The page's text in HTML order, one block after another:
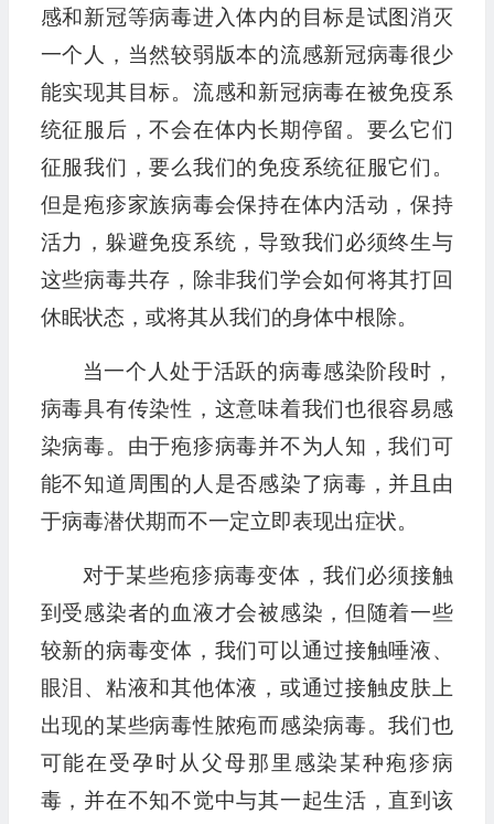
感和新冠等病毒进入体内的目标是试图消灭
一个人，当然较弱版本的流感新冠病毒很少
能实现其目标。流感和新冠病毒在被免疫系
统征服后，不会在体内长期停留。要么它们
征服我们，要么我们的免疫系统征服它们。
但是疱疹家族病毒会保持在体内活动，保持
活力，躲避免疫系统，导致我们必须终生与
这些病毒共存，除非我们学会如何将其打回
休眠状态，或将其从我们的身体中根除。
当一个人处于活跃的病毒感染阶段时，
病毒具有传染性，这意味着我们也很容易感
染病毒。由于疱疹病毒并不为人知，我们可
能不知道周围的人是否感染了病毒，并且由
于病毒潜伏期而不一定立即表现出症状。
对于某些疱疹病毒变体，我们必须接触
到受感染者的血液才会被感染，但随着一些
较新的病毒变体，我们可以通过接触唾液、
眼泪、粘液和其他体液，或通过接触皮肤上
出现的某些病毒性脓疱而感染病毒。我们也
可能在受孕时从父母那里感染某种疱疹病
毒，并在不知不觉中与其一起生活，直到该